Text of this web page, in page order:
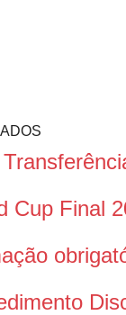
Cup Final